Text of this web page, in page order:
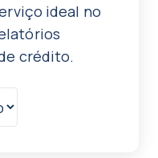
ideal no
crédito.